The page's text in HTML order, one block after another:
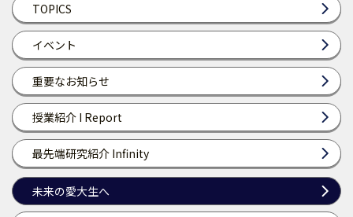
TOPICS
イベント
重要なお知らせ
授業紹介 I Report
最先端研究紹介 Infinity
未来の愛大生へ